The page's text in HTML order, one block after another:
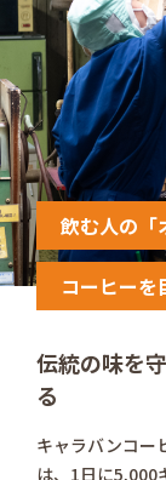
飲む人の「
コーヒーを
伝統の味を
る
キャラバンコー
は、1日に5,000